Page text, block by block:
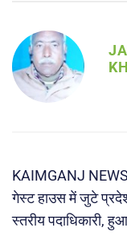
KAIMGANJ NEWS
गेस्ट हाउस में जुटे
स्तरीय पदाधिकारी,